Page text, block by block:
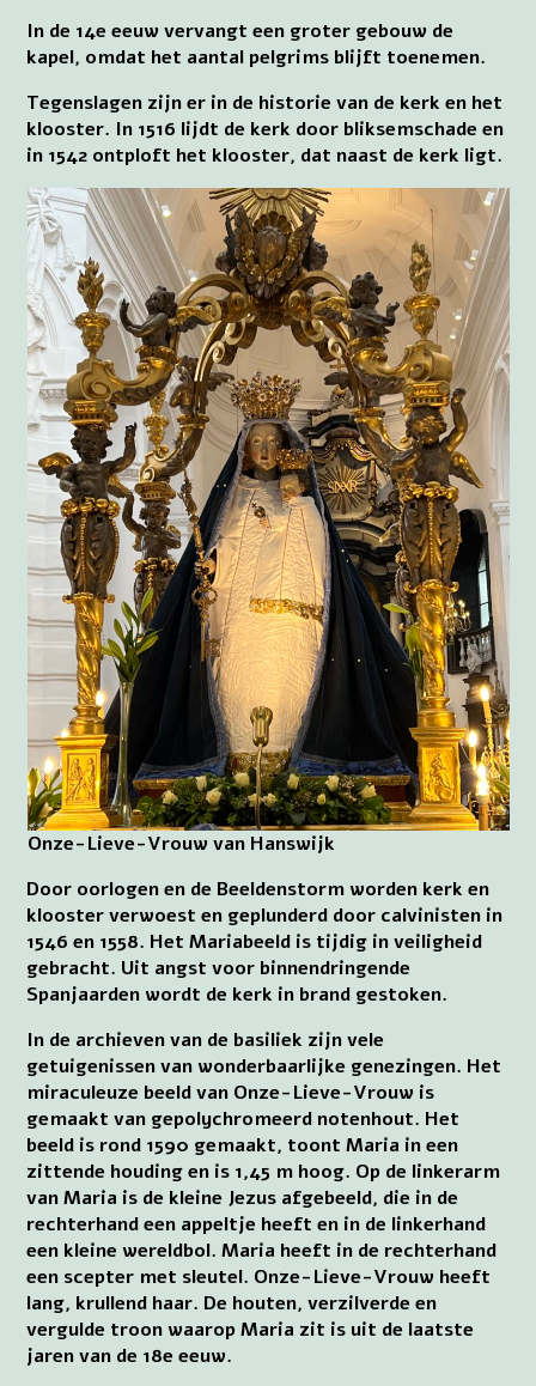
In de 14e eeuw vervangt een groter gebouw de
kapel, omdat het aantal pelgrims blijft toenemen.
Tegenslagen zijn er in de historie van de kerk en het
klooster. In 1516 lijdt de kerk door bliksemschade en
in 1542 ontploft het klooster, dat naast de kerk ligt.
Onze-Lieve-Vrouw van Hanswijk
Door oorlogen en de Beeldenstorm worden kerk en
klooster verwoest en geplunderd door calvinisten in
1546 en 1558. Het Mariabeeld is tijdig in veiligheid
gebracht. Uit angst voor binnendringende
Spanjaarden wordt de kerk in brand gestoken.
In de archieven van de basiliek zijn vele
getuigenissen van wonderbaarlijke genezingen. Het
miraculeuze beeld van Onze-Lieve-Vrouw is
gemaakt van gepolychromeerd notenhout. Het
beeld is rond 1590 gemaakt, toont Maria in een
zittende houding en is 1,45 m hoog. Op de linkerarm
van Maria is de kleine Jezus afgebeeld, die in de
rechterhand een appeltje heeft en in de linkerhand
een kleine wereldbol. Maria heeft in de rechterhand
een scepter met sleutel. Onze-Lieve-Vrouw heeft
lang, krullend haar. De houten, verzilverde en
vergulde troon waarop Maria zit is uit de laatste
jaren van de 18e eeuw.